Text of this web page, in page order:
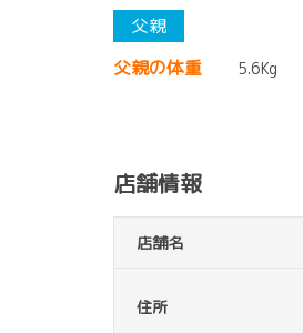
父親の体重 5.6Kg
店舗情報
店舗名
住所